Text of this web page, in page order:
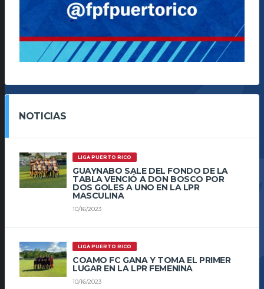
NOTICIAS
LIGA PUERTO RICO
GUAYNABO SALE DEL FONDO DE LA
TABLA VENCIÓ A DON BOSCO POR
DOS GOLES A UNO EN LA LPR
MASCULINA
10/16/2023
LIGA PUERTO RICO
COAMO FC GANA Y TOMA EL PRIMER
LUGAR EN LA LPR FEMENINA
10/16/2023